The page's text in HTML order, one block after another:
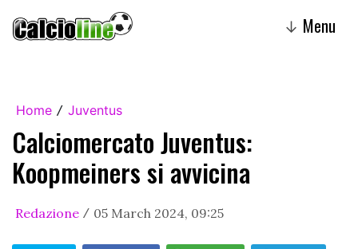
↓ Menu
Home / Juventus
Calciomercato Juventus:
Koopmeiners si avvicina
Redazione / 05 March 2024, 09:25